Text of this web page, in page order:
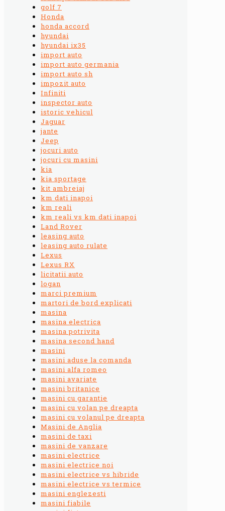
golf 7
Honda
honda accord
hyundai
hyundai ix35
import auto
import auto germania
import auto sh
impozit auto
Infiniti
inspector auto
istoric vehicul
Jaguar
jante
Jeep
jocuri auto
jocuri cu masini
kia
kia sportage
kit ambreiaj
km dati inapoi
km reali
km reali vs km dati inapoi
Land Rover
leasing auto
leasing auto rulate
Lexus
Lexus RX
licitatii auto
logan
marci premium
martori de bord explicati
masina
masina electrica
masina potrivita
masina second hand
masini
masini aduse la comanda
masini alfa romeo
masini avariate
masini britanice
masini cu garantie
masini cu volan pe dreapta
masini cu volanul pe dreapta
Masini de Anglia
masini de taxi
masini de vanzare
masini electrice
masini electrice noi
masini electrice vs hibride
masini electrice vs termice
masini englezesti
masini fiabile